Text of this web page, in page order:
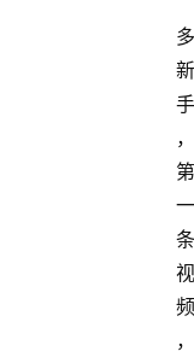
多
新
手
，
第
一
条
视
频
，